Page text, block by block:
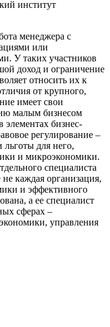
менеджера с
или
У таких участников
доход и ограничение
относить их к
от крупного,
имеет свои
малым бизнесом
элементах бизнес-
регулирование –
льготы для него,
и микроэкономики.
специалиста
каждая организация,
и эффективного
а ее специалист
сферах –
управления